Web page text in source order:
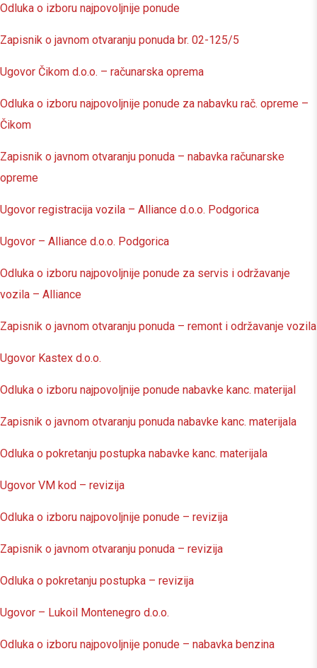
Odluka o izboru najpovoljnije ponude
Zapisnik o javnom otvaranju ponuda br. 02-125/5
Ugovor Čikom d.o.o. – računarska oprema
Odluka o izboru najpovoljnije ponude za nabavku rač. opreme –
Čikom
Zapisnik o javnom otvaranju ponuda – nabavka računarske
opreme
Ugovor registracija vozila – Alliance d.o.o. Podgorica
Ugovor – Alliance d.o.o. Podgorica
Odluka o izboru najpovoljnije ponude za servis i održavanje
vozila – Alliance
Zapisnik o javnom otvaranju ponuda – remont i održavanje vozila
Ugovor Kastex d.o.o.
Odluka o izboru najpovoljnije ponude nabavke kanc. materijal
Zapisnik o javnom otvaranju ponuda nabavke kanc. materijala
Odluka o pokretanju postupka nabavke kanc. materijala
Ugovor VM kod – revizija
Odluka o izboru najpovoljnije ponude – revizija
Zapisnik o javnom otvaranju ponuda – revizija
Odluka o pokretanju postupka – revizija
Ugovor – Lukoil Montenegro d.o.o.
Odluka o izboru najpovoljnije ponude – nabavka benzina